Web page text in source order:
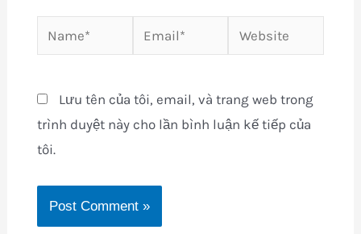
Name* Email* Website
Lưu tên của tôi, email, và trang web trong
trình duyệt này cho lần bình luận kế tiếp của
tôi.